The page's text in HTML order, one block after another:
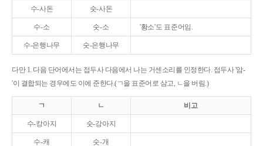
수-사돈 숫-사돈
수-소 숫-소 '황소'도 표준어임.
수-은행나무 숫-은행나무
다만 1. 다음 단어에서는 접두사 다음에서 나는 거센소리를 인정한다. 접두사 '암-
'이 결합되는 경우에도 이에 준한다.(ㄱ을 표준어로 삼고, ㄴ을 버림.)
ㄱ ㄴ 비고
수-캉아지 숫-강아지
수-캐 숫-개